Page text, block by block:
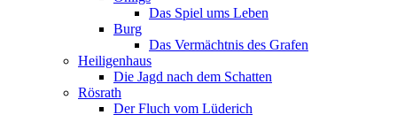
Das Spiel ums Leben
Burg
Das Vermächtnis des Grafen
Heiligenhaus
Die Jagd nach dem Schatten
Rösrath
Der Fluch vom Lüderich